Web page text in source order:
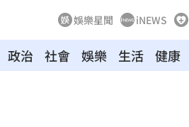
娛樂星聞 iNEWS
政治 社會 娛樂 生活 健康